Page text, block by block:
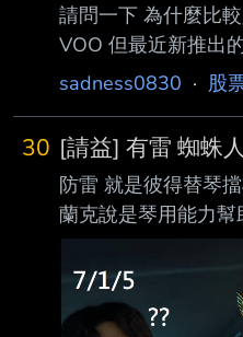
請問一下 為什麼比
VOO 但最近新推出
人想用009826代替
議題應該也是雷同
為什麼比較少看到
sadness0830 · 股
30 [請益] 有雷 蜘蛛
防雷 就是彼得替琴
蘭克說是琴用能力
是變強的精神控制
維持意識嗎 感覺琴
都看光光了 甚至彼